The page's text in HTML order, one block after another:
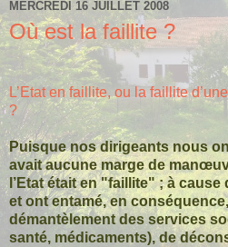
MERCREDI 16 JUILLET 2008
Où est la faillite ?
L’Etat en faillite, ou la faillite
?
Puisque nos dirigeants nous
avait aucune marge de
l’Etat était en "faillite" ; à
et ont entamé, en
démantèlement des services
santé, médicaments), de